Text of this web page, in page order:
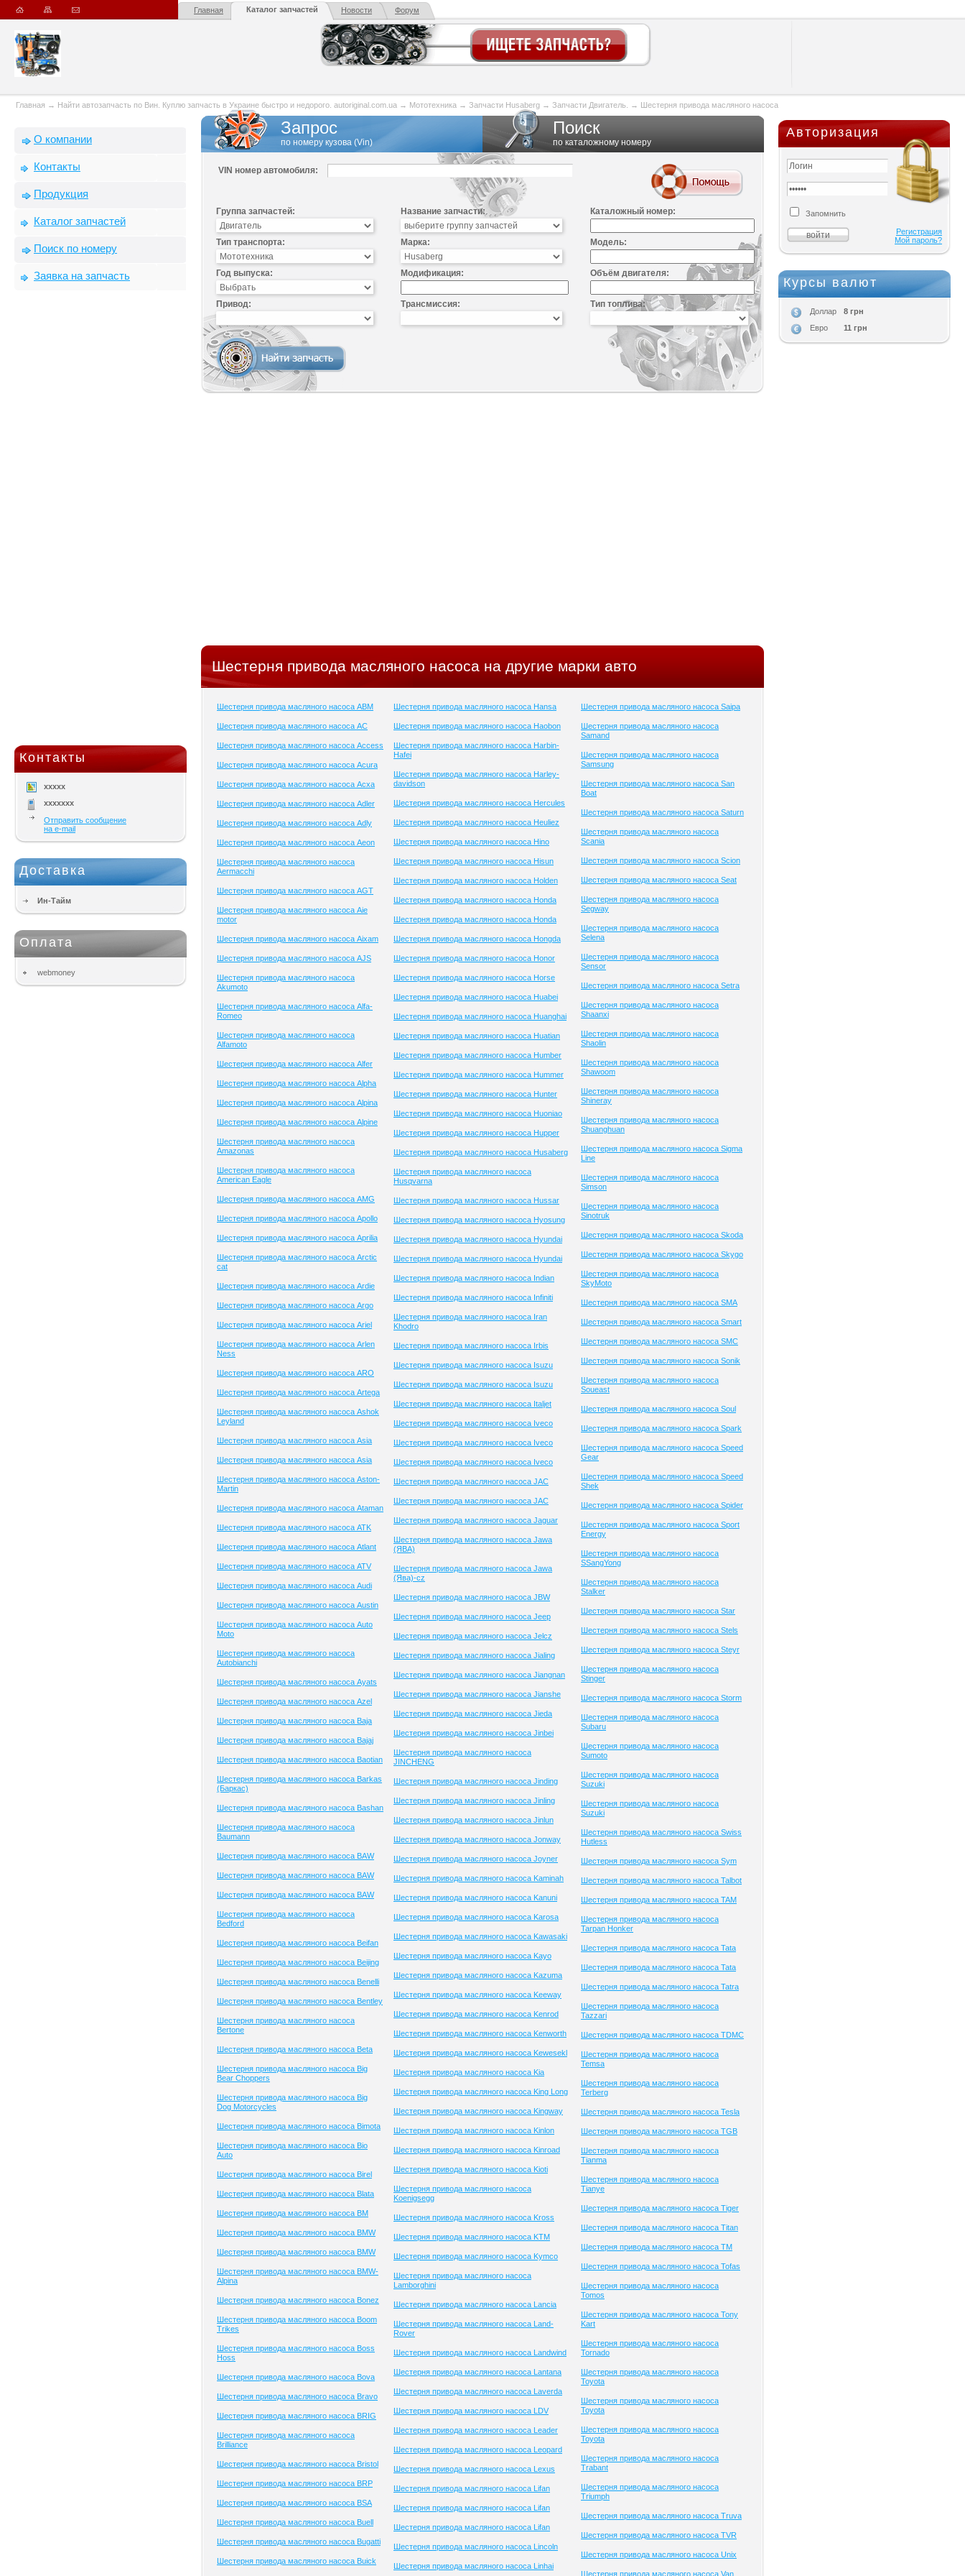
Главная Каталог запчастей Новости Форум
Главная → Найти автозапчасть по Вин. Куплю запчасть в Украине быстро и недорого. autoriginal.com.ua → Мототехника → Запчасти Husaberg → Запчасти Двигатель. → Шестерня привода масляного насоса
О компании
Контакты
Продукция
Каталог запчастей
Поиск по номеру
Заявка на запчасть
Контакты
xxxxx
xxxxxxx
Отправить сообщение
на e-mail
Доставка
Ин-Тайм
Оплата
webmoney
Запрос
по номеру кузова (Vin)
Поиск
по каталожному номеру
VIN номер автомобиля:
Группа запчастей: Название запчасти: Каталожный номер:
Тип транспорта: Марка: Модель:
Год выпуска: Модификация: Объём двигателя:
Привод: Трансмиссия: Тип топлива:
Шестерня привода масляного насоса на другие марки авто
Шестерня привода масляного насоса ABM
Шестерня привода масляного насоса AC
Шестерня привода масляного насоса Access
Шестерня привода масляного насоса Acura
Шестерня привода масляного насоса Acxa
Шестерня привода масляного насоса Adler
Шестерня привода масляного насоса Adly
Шестерня привода масляного насоса Aeon
Шестерня привода масляного насоса
Aermacchi
Шестерня привода масляного насоса AGT
Шестерня привода масляного насоса Aie
motor
Шестерня привода масляного насоса Aixam
Шестерня привода масляного насоса AJS
Шестерня привода масляного насоса
Akumoto
Шестерня привода масляного насоса Alfa-
Romeo
Шестерня привода масляного насоса
Alfamoto
Шестерня привода масляного насоса Alfer
Шестерня привода масляного насоса Alpha
Шестерня привода масляного насоса Alpina
Шестерня привода масляного насоса Alpine
Шестерня привода масляного насоса
Amazonas
Шестерня привода масляного насоса
American Eagle
Шестерня привода масляного насоса AMG
Шестерня привода масляного насоса Apollo
Шестерня привода масляного насоса Aprilia
Шестерня привода масляного насоса Arctic
cat
Шестерня привода масляного насоса Ardie
Шестерня привода масляного насоса Argo
Шестерня привода масляного насоса Ariel
Шестерня привода масляного насоса Arlen
Ness
Шестерня привода масляного насоса ARO
Шестерня привода масляного насоса Artega
Шестерня привода масляного насоса Ashok
Leyland
Шестерня привода масляного насоса Asia
Шестерня привода масляного насоса Asia
Шестерня привода масляного насоса Aston-
Martin
Шестерня привода масляного насоса Ataman
Шестерня привода масляного насоса ATK
Шестерня привода масляного насоса Atlant
Шестерня привода масляного насоса ATV
Шестерня привода масляного насоса Audi
Шестерня привода масляного насоса Austin
Шестерня привода масляного насоса Auto
Moto
Шестерня привода масляного насоса
Autobianchi
Шестерня привода масляного насоса Ayats
Шестерня привода масляного насоса Azel
Шестерня привода масляного насоса Baja
Шестерня привода масляного насоса Bajaj
Шестерня привода масляного насоса Baotian
Шестерня привода масляного насоса Barkas
(Баркас)
Шестерня привода масляного насоса Bashan
Шестерня привода масляного насоса
Baumann
Шестерня привода масляного насоса BAW
Шестерня привода масляного насоса BAW
Шестерня привода масляного насоса BAW
Шестерня привода масляного насоса
Bedford
Шестерня привода масляного насоса Beifan
Шестерня привода масляного насоса Beijing
Шестерня привода масляного насоса Benelli
Шестерня привода масляного насоса Bentley
Шестерня привода масляного насоса
Bertone
Шестерня привода масляного насоса Beta
Шестерня привода масляного насоса Big
Bear Choppers
Шестерня привода масляного насоса Big
Dog Motorcycles
Шестерня привода масляного насоса Bimota
Шестерня привода масляного насоса Bio
Auto
Шестерня привода масляного насоса Birel
Шестерня привода масляного насоса Blata
Шестерня привода масляного насоса BM
Шестерня привода масляного насоса BMW
Шестерня привода масляного насоса BMW
Шестерня привода масляного насоса BMW-
Alpina
Шестерня привода масляного насоса Bonez
Шестерня привода масляного насоса Boom
Trikes
Шестерня привода масляного насоса Boss
Hoss
Шестерня привода масляного насоса Bova
Шестерня привода масляного насоса Bravo
Шестерня привода масляного насоса BRIG
Шестерня привода масляного насоса
Brilliance
Шестерня привода масляного насоса Bristol
Шестерня привода масляного насоса BRP
Шестерня привода масляного насоса BSA
Шестерня привода масляного насоса Buell
Шестерня привода масляного насоса Bugatti
Шестерня привода масляного насоса Buick
Шестерня привода масляного насоса Hansa
Шестерня привода масляного насоса Haobon
Шестерня привода масляного насоса Harbin-
Hafei
Шестерня привода масляного насоса Harley-
davidson
Шестерня привода масляного насоса Hercules
Шестерня привода масляного насоса Heuliez
Шестерня привода масляного насоса Hino
Шестерня привода масляного насоса Hisun
Шестерня привода масляного насоса Holden
Шестерня привода масляного насоса Honda
Шестерня привода масляного насоса Honda
Шестерня привода масляного насоса Hongda
Шестерня привода масляного насоса Honor
Шестерня привода масляного насоса Horse
Шестерня привода масляного насоса Huabei
Шестерня привода масляного насоса Huanghai
Шестерня привода масляного насоса Huatian
Шестерня привода масляного насоса Humber
Шестерня привода масляного насоса Hummer
Шестерня привода масляного насоса Hunter
Шестерня привода масляного насоса Huoniao
Шестерня привода масляного насоса Hupper
Шестерня привода масляного насоса Husaberg
Шестерня привода масляного насоса
Husqvarna
Шестерня привода масляного насоса Hussar
Шестерня привода масляного насоса Hyosung
Шестерня привода масляного насоса Hyundai
Шестерня привода масляного насоса Hyundai
Шестерня привода масляного насоса Indian
Шестерня привода масляного насоса Infiniti
Шестерня привода масляного насоса Iran
Khodro
Шестерня привода масляного насоса Irbis
Шестерня привода масляного насоса Isuzu
Шестерня привода масляного насоса Isuzu
Шестерня привода масляного насоса Italjet
Шестерня привода масляного насоса Iveco
Шестерня привода масляного насоса Iveco
Шестерня привода масляного насоса Iveco
Шестерня привода масляного насоса JAC
Шестерня привода масляного насоса JAC
Шестерня привода масляного насоса Jaguar
Шестерня привода масляного насоса Jawa
(ЯВА)
Шестерня привода масляного насоса Jawa
(Ява)-cz
Шестерня привода масляного насоса JBW
Шестерня привода масляного насоса Jeep
Шестерня привода масляного насоса Jelcz
Шестерня привода масляного насоса Jialing
Шестерня привода масляного насоса Jiangnan
Шестерня привода масляного насоса Jianshe
Шестерня привода масляного насоса Jieda
Шестерня привода масляного насоса Jinbei
Шестерня привода масляного насоса
JINCHENG
Шестерня привода масляного насоса Jinding
Шестерня привода масляного насоса Jinling
Шестерня привода масляного насоса Jinlun
Шестерня привода масляного насоса Jonway
Шестерня привода масляного насоса Joyner
Шестерня привода масляного насоса Kaminah
Шестерня привода масляного насоса Kanuni
Шестерня привода масляного насоса Karosa
Шестерня привода масляного насоса Kawasaki
Шестерня привода масляного насоса Kayo
Шестерня привода масляного насоса Kazuma
Шестерня привода масляного насоса Keeway
Шестерня привода масляного насоса Kenrod
Шестерня привода масляного насоса Kenworth
Шестерня привода масляного насоса Kewesekl
Шестерня привода масляного насоса Kia
Шестерня привода масляного насоса King Long
Шестерня привода масляного насоса Kingway
Шестерня привода масляного насоса Kinlon
Шестерня привода масляного насоса Kinroad
Шестерня привода масляного насоса Kioti
Шестерня привода масляного насоса
Koenigsegg
Шестерня привода масляного насоса Kross
Шестерня привода масляного насоса KTM
Шестерня привода масляного насоса Kymco
Шестерня привода масляного насоса
Lamborghini
Шестерня привода масляного насоса Lancia
Шестерня привода масляного насоса Land-
Rover
Шестерня привода масляного насоса Landwind
Шестерня привода масляного насоса Lantana
Шестерня привода масляного насоса Laverda
Шестерня привода масляного насоса LDV
Шестерня привода масляного насоса Leader
Шестерня привода масляного насоса Leopard
Шестерня привода масляного насоса Lexus
Шестерня привода масляного насоса Lifan
Шестерня привода масляного насоса Lifan
Шестерня привода масляного насоса Lifan
Шестерня привода масляного насоса Lincoln
Шестерня привода масляного насоса Linhai
Шестерня привода масляного насоса Saipa
Шестерня привода масляного насоса
Samand
Шестерня привода масляного насоса
Samsung
Шестерня привода масляного насоса San
Boat
Шестерня привода масляного насоса Saturn
Шестерня привода масляного насоса
Scania
Шестерня привода масляного насоса Scion
Шестерня привода масляного насоса Seat
Шестерня привода масляного насоса
Segway
Шестерня привода масляного насоса
Selena
Шестерня привода масляного насоса
Sensor
Шестерня привода масляного насоса Setra
Шестерня привода масляного насоса
Shaanxi
Шестерня привода масляного насоса
Shaolin
Шестерня привода масляного насоса
Shawoom
Шестерня привода масляного насоса
Shineray
Шестерня привода масляного насоса
Shuanghuan
Шестерня привода масляного насоса Sigma
Line
Шестерня привода масляного насоса
Simson
Шестерня привода масляного насоса
Sinotruk
Шестерня привода масляного насоса Skoda
Шестерня привода масляного насоса Skygo
Шестерня привода масляного насоса
SkyMoto
Шестерня привода масляного насоса SMA
Шестерня привода масляного насоса Smart
Шестерня привода масляного насоса SMC
Шестерня привода масляного насоса Sonik
Шестерня привода масляного насоса
Soueast
Шестерня привода масляного насоса Soul
Шестерня привода масляного насоса Spark
Шестерня привода масляного насоса Speed
Gear
Шестерня привода масляного насоса Speed
Shek
Шестерня привода масляного насоса Spider
Шестерня привода масляного насоса Sport
Energy
Шестерня привода масляного насоса
SSangYong
Шестерня привода масляного насоса
Stalker
Шестерня привода масляного насоса Star
Шестерня привода масляного насоса Stels
Шестерня привода масляного насоса Steyr
Шестерня привода масляного насоса
Stinger
Шестерня привода масляного насоса Storm
Шестерня привода масляного насоса
Subaru
Шестерня привода масляного насоса
Sumoto
Шестерня привода масляного насоса
Suzuki
Шестерня привода масляного насоса
Suzuki
Шестерня привода масляного насоса Swiss
Hutless
Шестерня привода масляного насоса Sym
Шестерня привода масляного насоса Talbot
Шестерня привода масляного насоса TAM
Шестерня привода масляного насоса
Tarpan Honker
Шестерня привода масляного насоса Tata
Шестерня привода масляного насоса Tata
Шестерня привода масляного насоса Tatra
Шестерня привода масляного насоса
Tazzari
Шестерня привода масляного насоса TDMC
Шестерня привода масляного насоса
Temsa
Шестерня привода масляного насоса
Terberg
Шестерня привода масляного насоса Tesla
Шестерня привода масляного насоса TGB
Шестерня привода масляного насоса
Tianma
Шестерня привода масляного насоса
Tianye
Шестерня привода масляного насоса Tiger
Шестерня привода масляного насоса Titan
Шестерня привода масляного насоса TM
Шестерня привода масляного насоса Tofas
Шестерня привода масляного насоса
Tomos
Шестерня привода масляного насоса Tony
Kart
Шестерня привода масляного насоса
Tornado
Шестерня привода масляного насоса
Toyota
Шестерня привода масляного насоса
Toyota
Шестерня привода масляного насоса
Toyota
Шестерня привода масляного насоса
Trabant
Шестерня привода масляного насоса
Triumph
Шестерня привода масляного насоса Truva
Шестерня привода масляного насоса TVR
Шестерня привода масляного насоса Unix
Шестерня привода масляного насоса Van
Авторизация
Запомнить
Регистрация
Мой пароль?
Курсы валют
Доллар
8 грн
Евро
11 грн